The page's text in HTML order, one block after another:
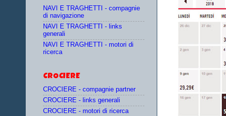
NAVI E TRAGHETTI - compagnie
di navigazione
NAVI E TRAGHETTI - links
generali
NAVI E TRAGHETTI - motori di
ricerca
CROCIERE
CROCIERE - compagnie partner
CROCIERE - links generali
CROCIERE - motori di ricerca